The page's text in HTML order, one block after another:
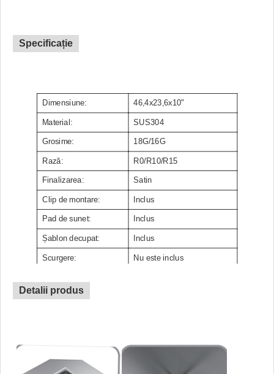
Specificație
Dimensiune: 46,4x23,6x10"
Material: SUS304
Grosime: 18G/16G
Rază: R0/R10/R15
Finalizarea: Satin
Clip de montare: Inclus
Pad de sunet: Inclus
Șablon decupat: Inclus
Scurgere: Nu este inclus
Detalii produs